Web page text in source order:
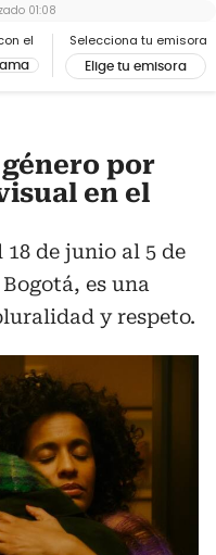
el Selecciona tu emisora
Elige tu emisora
01:08
por
en el
18 de junio al 5 de
es una
y respeto.